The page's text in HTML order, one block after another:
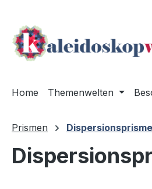
Home Themenwelten
Prismen